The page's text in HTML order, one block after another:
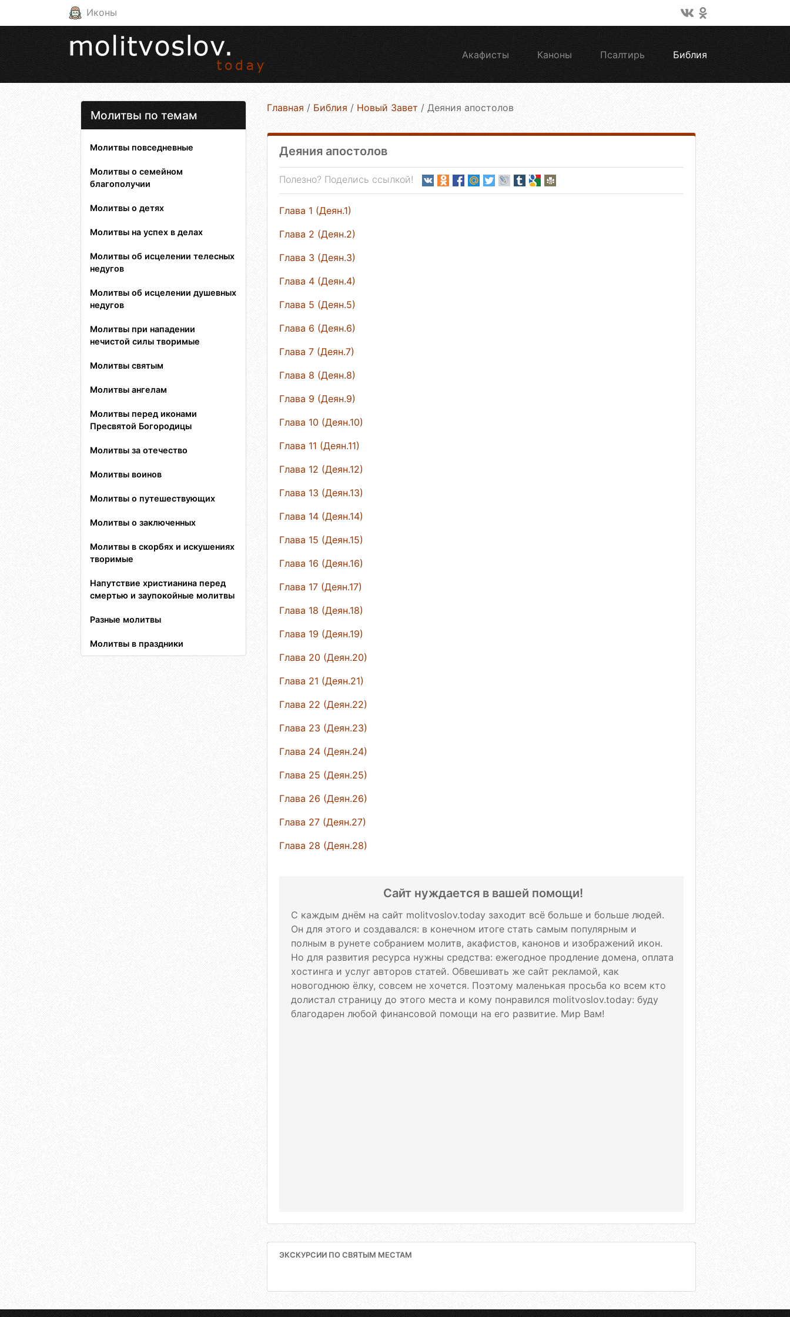
Иконы
Акафисты Каноны Псалтирь Библия
Молитвы по темам
Молитвы повседневные
Молитвы о семейном
благополучии
Молитвы о детях
Молитвы на успех в делах
Молитвы об исцелении телесных
недугов
Молитвы об исцелении душевных
недугов
Молитвы при нападении
нечистой силы творимые
Молитвы святым
Молитвы ангелам
Молитвы перед иконами
Пресвятой Богородицы
Молитвы за отечество
Молитвы воинов
Молитвы о путешествующих
Молитвы о заключенных
Молитвы в скорбях и искушениях
творимые
Напутствие христианина перед
смертью и заупокойные молитвы
Разные молитвы
Молитвы в праздники
Главная / Библия / Новый Завет / Деяния апостолов
Деяния апостолов
Полезно? Поделись ссылкой!
Глава 1 (Деян.1)
Глава 2 (Деян.2)
Глава 3 (Деян.3)
Глава 4 (Деян.4)
Глава 5 (Деян.5)
Глава 6 (Деян.6)
Глава 7 (Деян.7)
Глава 8 (Деян.8)
Глава 9 (Деян.9)
Глава 10 (Деян.10)
Глава 11 (Деян.11)
Глава 12 (Деян.12)
Глава 13 (Деян.13)
Глава 14 (Деян.14)
Глава 15 (Деян.15)
Глава 16 (Деян.16)
Глава 17 (Деян.17)
Глава 18 (Деян.18)
Глава 19 (Деян.19)
Глава 20 (Деян.20)
Глава 21 (Деян.21)
Глава 22 (Деян.22)
Глава 23 (Деян.23)
Глава 24 (Деян.24)
Глава 25 (Деян.25)
Глава 26 (Деян.26)
Глава 27 (Деян.27)
Глава 28 (Деян.28)
Сайт нуждается в вашей помощи!
С каждым днём на сайт molitvoslov.today заходит всё больше и больше людей.
Он для этого и создавался: в конечном итоге стать самым популярным и
полным в рунете собранием молитв, акафистов, канонов и изображений икон.
Но для развития ресурса нужны средства: ежегодное продление домена, оплата
хостинга и услуг авторов статей. Обвешивать же сайт рекламой, как
новогоднюю ёлку, совсем не хочется. Поэтому маленькая просьба ко всем кто
долистал страницу до этого места и кому понравился molitvoslov.today: буду
благодарен любой финансовой помощи на его развитие. Мир Вам!
ЭКСКУРСИИ ПО СВЯТЫМ МЕСТАМ